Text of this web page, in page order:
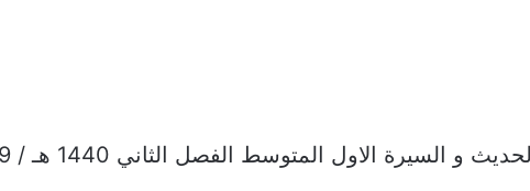
و السيرة الاول المتوسط الفصل الثاني 1440 هـ / 2019 م